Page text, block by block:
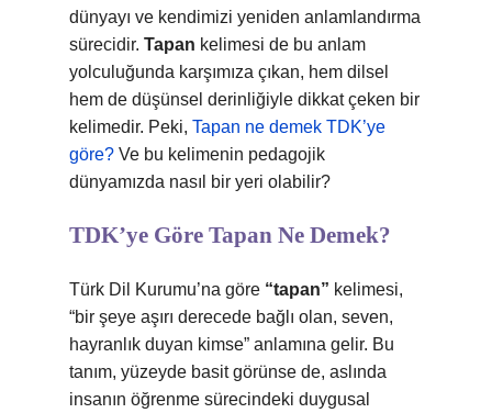
dünyayı ve kendimizi yeniden anlamlandırma
sürecidir. Tapan kelimesi de bu anlam
yolculuğunda karşımıza çıkan, hem dilsel
hem de düşünsel derinliğiyle dikkat çeken bir
kelimedir. Peki, Tapan ne demek TDK’ye
göre? Ve bu kelimenin pedagojik
dünyamızda nasıl bir yeri olabilir?
TDK’ye Göre Tapan Ne Demek?
Türk Dil Kurumu’na göre “tapan” kelimesi,
“bir şeye aşırı derecede bağlı olan, seven,
hayranlık duyan kimse” anlamına gelir. Bu
tanım, yüzeyde basit görünse de, aslında
insanın öğrenme sürecindeki duygusal